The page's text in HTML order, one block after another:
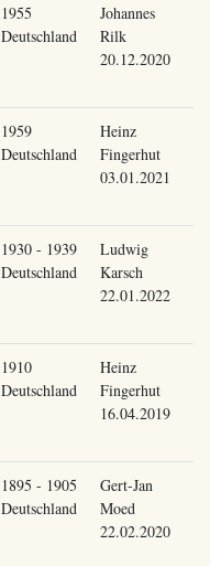
1955
Deutschland
Johannes
Rilk
20.12.2020
1959
Deutschland
Heinz
Fingerhut
03.01.2021
1930 - 1939
Deutschland
Ludwig
Karsch
22.01.2022
1910
Deutschland
Heinz
Fingerhut
16.04.2019
1895 - 1905
Deutschland
Gert-Jan
Moed
22.02.2020